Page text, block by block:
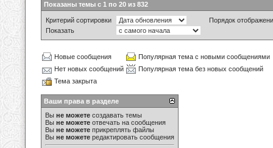
Показаны темы с 1 по 20 из 832
Критерий сортировки
Порядок
Показать
Новые сообщения
Популярная тема с новыми сообщениями
Нет новых сообщений
Популярная тема без новых сообщений
Тема закрыта
Ваши права в разделе
Вы не можете создавать темы
Вы не можете отвечать на сообщения
Вы не можете прикреплять файлы
Вы не можете редактировать сообщения